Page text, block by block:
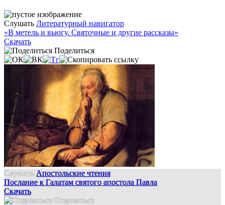
Слушать Литературный навигатор
«В метель и вьюгу. Святочные и другие рассказы»
Скачать
Поделиться
Слушать Апостольские чтения
Послание к Галатам святого апостола Павла
Скачать
Поделиться